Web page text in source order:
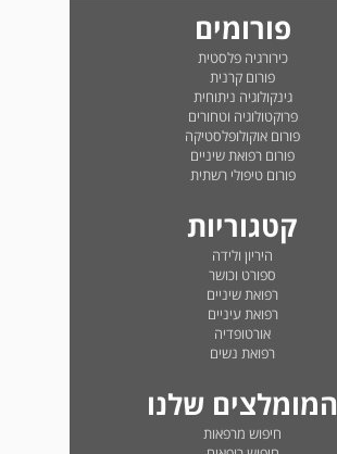
פורומים
כירורגיה פלסטית
פורום קרנית
גינקולוגיה ניתוחית
פרוקטולוגיה וטחורים
פורום אוקולופלסטיקה
פורום רפואת שיניים
פורום טיפולי רשתית
קטגוריות
היריון ולידה
ספורט וכושר
רפואת שיניים
רפואת עיניים
אורטופדיה
רפואת נשים
המומלצים שלנו
חיפוש מרפאות